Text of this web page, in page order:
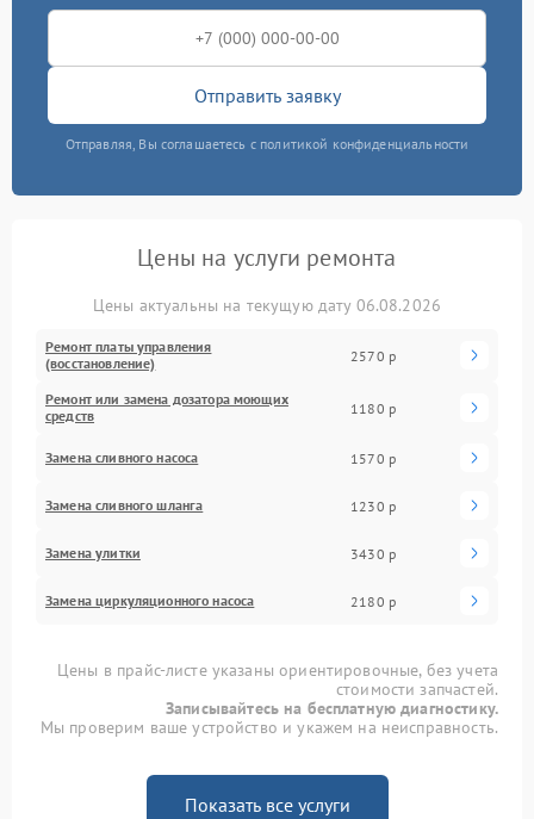
Отправить заявку
Отправляя, Вы соглашаетесь с политикой конфиденциальности
Цены на услуги ремонта
Цены актуальны на текущую дату 06.08.2026
Ремонт платы управления
(восстановление)
2570 р
Ремонт или замена дозатора моющих
средств
1180 р
Замена сливного насоса 1570 р
Замена сливного шланга 1230 р
Замена улитки 3430 р
Замена циркуляционного насоса 2180 р
Цены в прайс-листе указаны ориентировочные, без учета
стоимости запчастей.
Записывайтесь на бесплатную диагностику.
Мы проверим ваше устройство и укажем на неисправность.
Показать все услуги